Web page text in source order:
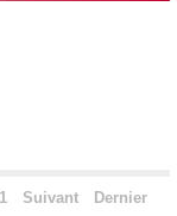
1 Suivant Dernier